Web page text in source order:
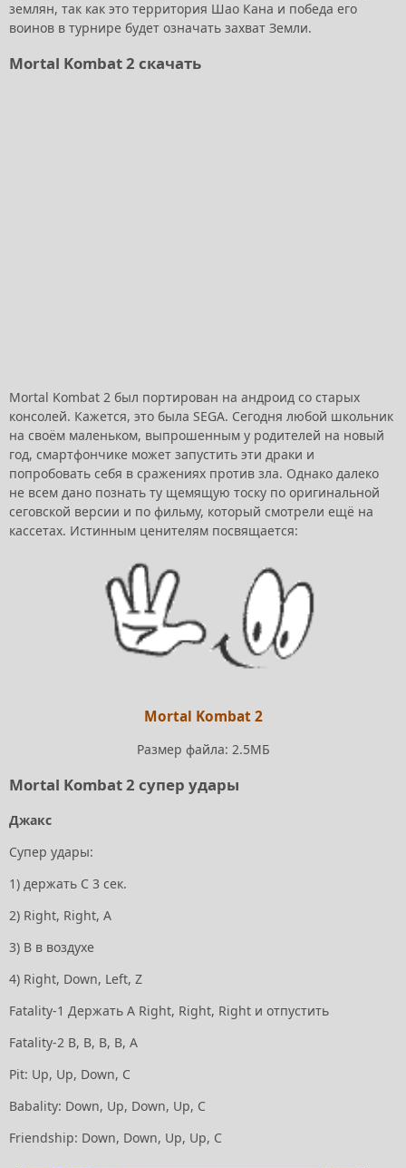
землян, так как это территория Шао Кана и победа его
воинов в турнире будет означать захват Земли.
Mortal Kombat 2 скачать
Mortal Kombat 2 был портирован на андроид со старых
консолей. Кажется, это была SEGA. Сегодня любой школьник
на своём маленьком, выпрошенным у родителей на новый
год, смартфончике может запустить эти драки и
попробовать себя в сражениях против зла. Однако далеко
не всем дано познать ту щемящую тоску по оригинальной
сеговской версии и по фильму, который смотрели ещё на
кассетах. Истинным ценителям посвящается:
Mortal Kombat 2
Размер файла: 2.5МБ
Mortal Kombat 2 супер удары
Джакс
Супер удары:
1) держать С 3 сек.
2) Right, Right, А
3) В в воздухе
4) Right, Down, Left, Z
Fatality-1 Держать А Right, Right, Right и отпустить
Fatality-2 B, B, B, B, A
Pit: Up, Up, Down, C
Babality: Down, Up, Down, Up, C
Friendship: Down, Down, Up, Up, C